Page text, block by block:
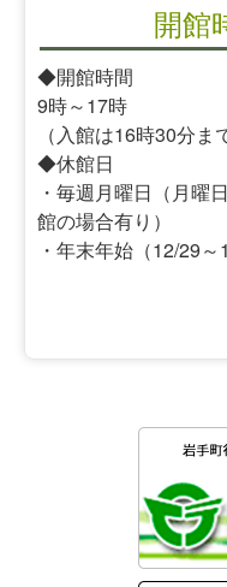
開館
◆開館時間
9時～17時
（入館は16時30分ま
◆休館日
・毎週月曜日（月曜
館の場合有り）
・年末年始（12/29～